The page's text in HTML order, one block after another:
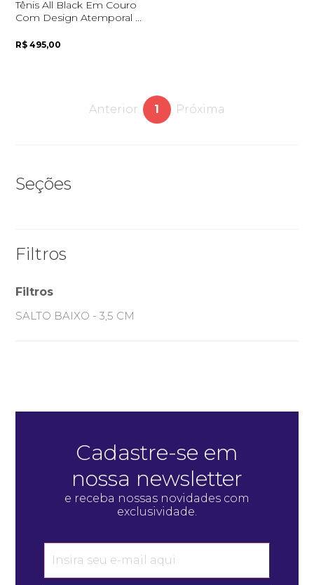
Tênis All Black Em Couro
Com Design Atemporal ...
R$ 495,00
Anterior 1 Próxima
Seções
Filtros
Filtros
SALTO BAIXO - 3,5 CM
Cadastre-se em
nossa newsletter
e receba nossas novidades com
exclusividade.